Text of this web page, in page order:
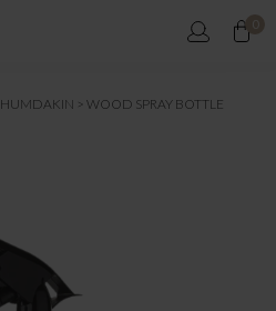
0
HUMDAKIN WOOD SPRAY BOTTLE